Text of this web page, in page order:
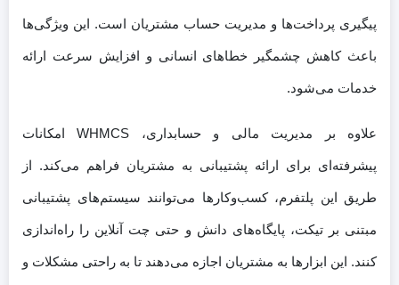
پیگیری پرداخت‌ها و مدیریت حساب مشتریان است. این ویژگی‌ها
باعث کاهش چشمگیر خطاهای انسانی و افزایش سرعت ارائه
خدمات می‌شود.
علاوه بر مدیریت مالی و حسابداری، WHMCS امکانات
پیشرفته‌ای برای ارائه پشتیبانی به مشتریان فراهم می‌کند. از
طریق این پلتفرم، کسب‌وکارها می‌توانند سیستم‌های پشتیبانی
مبتنی بر تیکت، پایگاه‌های دانش و حتی چت آنلاین را راه‌اندازی
کنند. این ابزارها به مشتریان اجازه می‌دهند تا به راحتی مشکلات و